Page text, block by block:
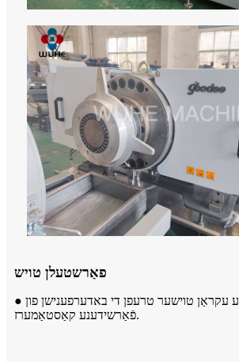
פאַרשטעלן טויש
● פֿאַרשידענע עקראַן טוישער טרעפן די באדערפענישן פון
פֿאַרשידענע קאַסטאַמערז.